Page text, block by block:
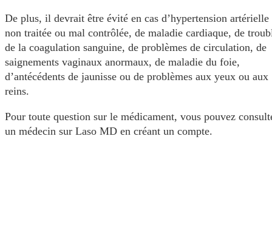
De plus, il devrait être évité en cas d’hypertension artérielle
non traitée ou mal contrôlée, de maladie cardiaque, de
de la coagulation sanguine, de problèmes de circulation, de
saignements vaginaux anormaux, de maladie du foie,
d’antécédents de jaunisse ou de problèmes aux yeux ou aux
reins.
Pour toute question sur le médicament, vous pouvez
un médecin sur Laso MD en créant un compte.